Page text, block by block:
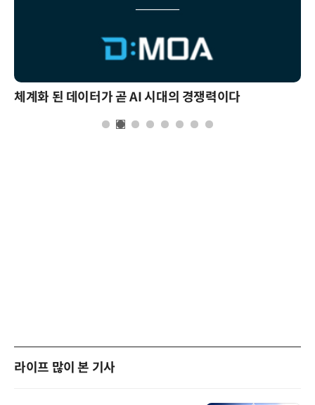
체계화 된 데이터가 곧 AI 시대의 경쟁력이다
라이프 많이 본 기사